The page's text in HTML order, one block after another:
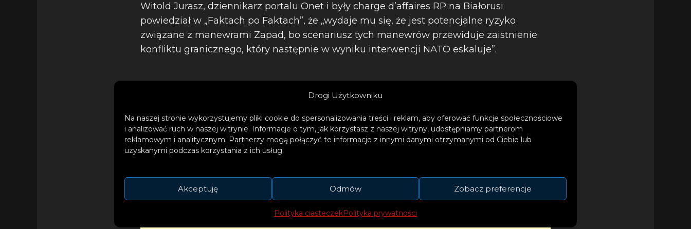
Drogi Użytkowniku
Na naszej stronie wykorzystujemy pliki cookie do spersonalizowania treści i reklam, aby oferować funkcje społecznościowe
i analizować ruch w naszej witrynie. Informacje o tym, jak korzystasz z naszej witryny, udostępniamy partnerom
reklamowym i analitycznym. Partnerzy mogą połączyć te informacje z innymi danymi otrzymanymi od Ciebie lub
uzyskanymi podczas korzystania z ich usług.
Akceptuję Odmów Zobacz preferencje
Polityka ciasteczekPolityka prywatności
Witold Jurasz, dziennikarz portalu Onet i były charge d’affaires RP na Białorusi
powiedział w „Faktach po Faktach”, że „wydaje mu się, że jest potencjalne ryzyko
związane z manewrami Zapad, bo scenariusz tych manewrów przewiduje zaistnienie
konfliktu granicznego, który następnie w wyniku interwencji NATO eskaluje”.